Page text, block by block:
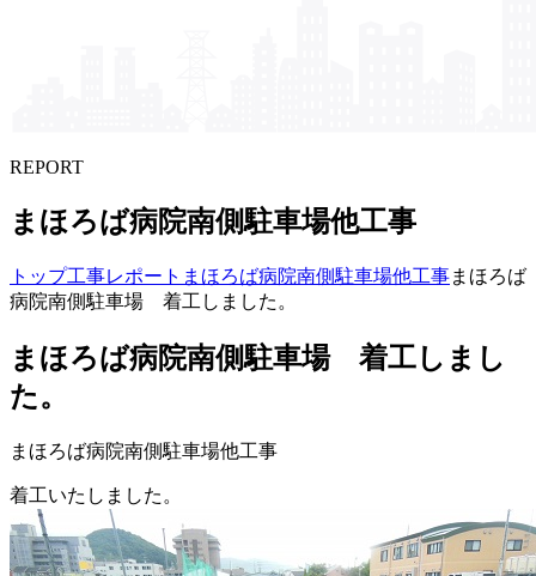
REPORT
まほろば​病院南側駐車場他工事
トップ工事レポート まほろば病院南側駐車場他工事まほろば
病院南側駐車場 着工しました。
まほろば病院南側駐車場 着工しまし
た。
まほろば病院南側駐車場他工事
着工いたしました。